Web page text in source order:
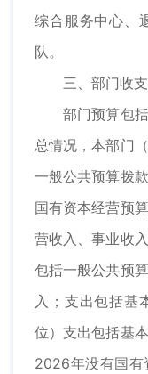
综合服务中心、
队。
三、部门收支
部门预算包括
总情况，本部门
一般公共预算拨
国有资本经营预
营收入、事业收
包括一般公共预
入；支出包括基
位）支出包括基
2026年没有国有